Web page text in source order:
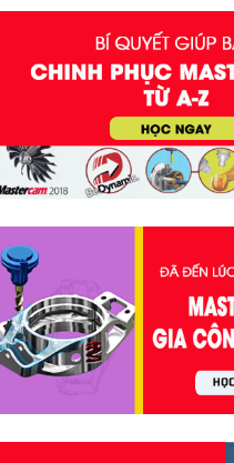
mastercams nào để bắt đầu
quan trọng , ...
2100 Cơ Cấu Kèm Mô
hơn 40 năm trong nghề
2100 Cơ Cấu Kèm Mô Phỏng
40 năm trong nghề Tuyển
cơ khí hay , sáng tạo trong
tác giả...
Miễn Phí
Giáo trình Solidworks 2021 là
biên tập công phu và cực kỳ
bạn nhanh chóng nắm bắt
Tổng Hợp Phương Án Xử
Gãy
Tổng Hợp Phương Án Xử Lý
Trong gia công sản phẩm
thể thiết nguyên công Taro ,